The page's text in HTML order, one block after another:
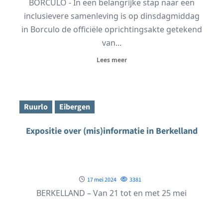
BORCULO - In een belangrijke stap naar een
inclusievere samenleving is op dinsdagmiddag
in Borculo de officiële oprichtingsakte getekend
van...
Lees meer
Ruurlo Eibergen
Expositie over (mis)informatie in Berkelland
17 mei 2024 3381
BERKELLAND – Van 21 tot en met 25 mei